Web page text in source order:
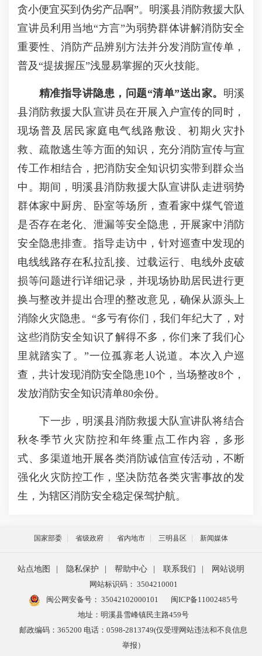
贪小便宜买到伪劣产品啊”。明溪县消防救援大队
宣讲员利用当地“方言”为弱势群体讲解消防安全
重要性、消防产品辨别方法并分发消防宣传单，
普及“提拔握压”浅显易掌握的灭火技能。
精准指导讲隐患，问题“清单”送出家。 明溪
县消防救援大队宣讲员在开展入户宣传的同时，
现场普及居民家庭电气线路敷设、初期火灾扑
救、疏散逃生等方面的知识，充分消防宣传与宣
传工作相结合，把消防安全知识切实带到群众当
中。期间，明溪县消防救援大队宣讲队走进弱势
群体家中厨房、卧室等场所，查看家中煤气管道
是否存在老化、泄漏等安全隐患，开展家中消防
安全隐患排查。指导走访中，针对巡查中发现的
电线线路存在私拉乱接、过载运行、电线外皮破
损等问题进行详细记录，并现场协助居民进行更
换与整改并提出合理的整改意见，确保从源头上
消除火灾隐患。“多亏有你们，我们年纪大了，对
这些消防安全知识了解得不多，你们来了我们心
里就踏实了。”一位孤寡老人说道。本次入户巡
查，共计发现消防安全隐患10个，当场整改8个，
发放消防安全知识清单80余份。
下一步，明溪县消防救援大队宣讲队将结合
秋冬季节火灾防控和年终重点工作内容，多形
式、多渠道地开展各类消防诚信宣传活动，不断
强化火灾防控工作，坚决防范各类灾害事故的发
生，为辖区消防安全稳定保驾护航。
国家部委 省级政府 省内地市 三明县区 新闻媒体
站点地图 | 隐私保护 | 帮助中心 | 联系我们 |
网站说明
网站标识码： 3504210001
闽公网安备号： 35042102000101
闽ICP备11002485号
地址：明溪县雪峰镇民主路459号
邮政编码：365200 电话：0598-2813749(仅受理网站违法和不良信息
举报）